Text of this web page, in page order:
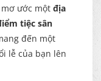
ước một địa
tiệc sân
đến một
lễ của bạn lên